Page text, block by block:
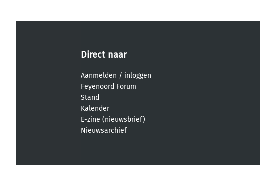
Direct naar
Aanmelden / inloggen
Feyenoord Forum
Stand
Kalender
E-zine (nieuwsbrief)
Nieuwsarchief